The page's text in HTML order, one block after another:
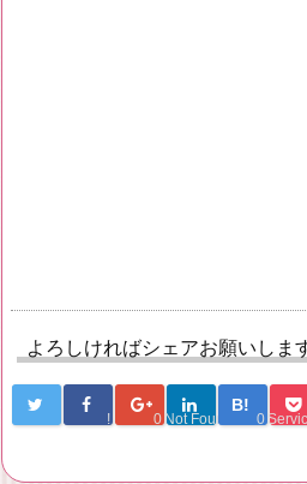
よろしければシェアお願いしま
! 0 Not Found
B!
0